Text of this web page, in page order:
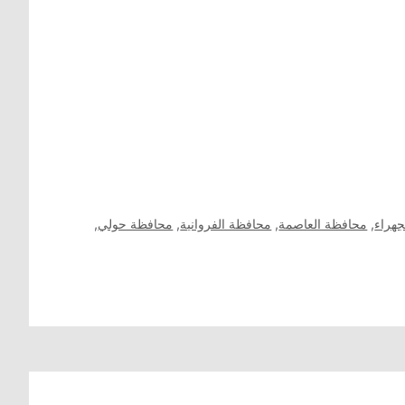
, محافظة العاصمة, محافظة الفروانية, محافظة حولي,